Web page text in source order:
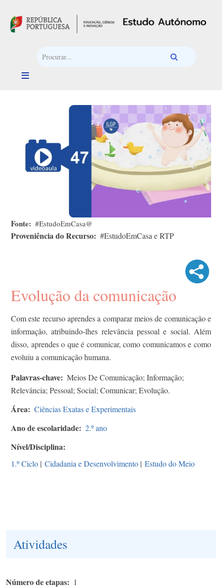
Fonte #EstudoEmCasa@
Proveniência do Recurso #EstudoEmCasa e RTP
Evolução da comunicação
Com este recurso aprendes a comparar meios de comunicação e
informação, atribuindo-lhes relevância pessoal e social. Além
disso, aprendes o que é comunicar, como comunicamos e como
evoluiu a comunicação humana.
Palavras-chave
Meios De Comunicação; Informação;
Relevância; Pessoal; Social; Comunicar; Evolução.
Área Ciências Exatas e Experimentais
Ano de escolaridade 2.º ano
Nível/Disciplina
1.º Ciclo | Cidadania e Desenvolvimento | Estudo do Meio
Atividades
Número de etapas 1